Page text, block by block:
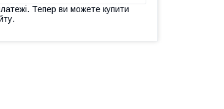
Тепер ви можете купити